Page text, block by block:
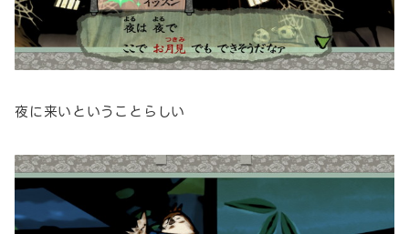
夜に来いということらしい